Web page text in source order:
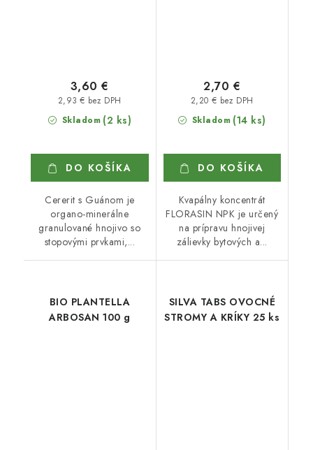
Skladom (2 ks)
2,93 € bez DPH
3,60 €
DO KOŠÍKA
Cererit s Guánom je
organo-minerálne
granulované hnojivo so
stopovými prvkami,...
Skladom (14 ks)
2,20 € bez DPH
2,70 €
DO KOŠÍKA
Kvapálny koncentrát
FLORASIN NPK je určený
na prípravu hnojivej
zálievky bytových a...
BIO PLANTELLA
ARBOSAN 100 g
SILVA TABS OVOCNÉ
STROMY A KRÍKY 25 ks